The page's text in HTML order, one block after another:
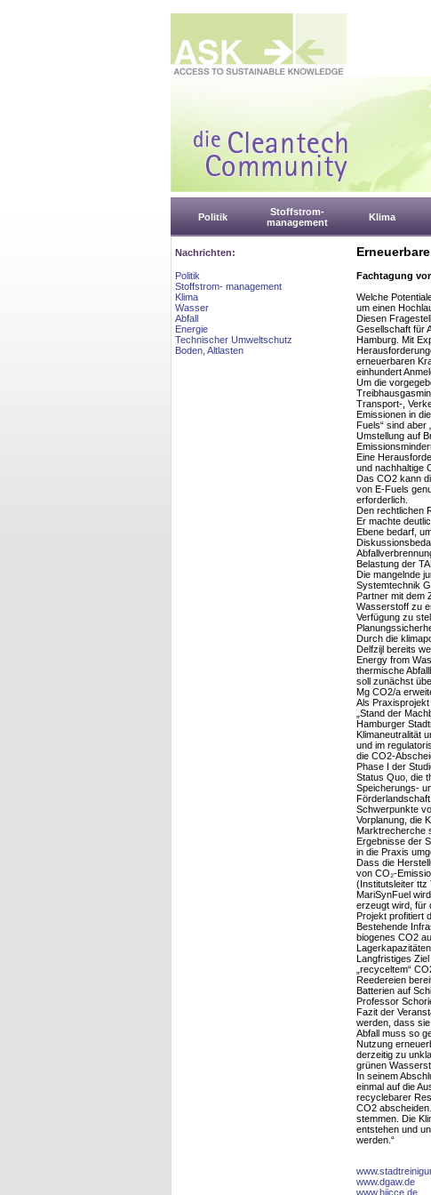
Politik
Stoffstrom-
management
Klima
Nachrichten:
Politik
Stoffstrom- management
Klima
Wasser
Abfall
Energie
Technischer Umweltschutz
Boden, Altlasten
Fachtagung
Welche
um einen
Diesen
Gesellschaft für
Hamburg. Mit
erneuerbaren
einhundert
Um die
Transport-,
Emissionen in
Fuels“ sind aber
Umstellung auf
Eine
und nachhaltige
Das CO2 kann
von E-Fuels
erforderlich.
Den rechtlichen
Er machte
Ebene bedarf,
Belastung der
Die mangelnde
Systemtechnik
Partner mit dem
Wasserstoff zu
Verfügung zu
Durch die
Delfzijl bereits
Energy from
thermische
soll zunächst
Mg CO2/a
Als
„Stand der
Hamburger
Klimaneutralität
und im
die CO2-
Phase I der
Status Quo, die
Speicherungs-
Förderlandschaft.
Schwerpunkte
Vorplanung, die
Marktrecherche
Ergebnisse der
in die Praxis
Dass die
von CO₂-
(Institutsleiter ttz
MariSynFuel
erzeugt wird, für
Projekt profitiert
Bestehende
biogenes CO2
Langfristiges
„recyceltem“
Reedereien
Batterien auf
Professor
Fazit der
werden, dass
Abfall muss so
Nutzung
derzeitig zu
grünen
In seinem
einmal auf die
recyclebarer
CO2
stemmen. Die
entstehen und
werden.“
www.dgaw.de
www.hiicce.de